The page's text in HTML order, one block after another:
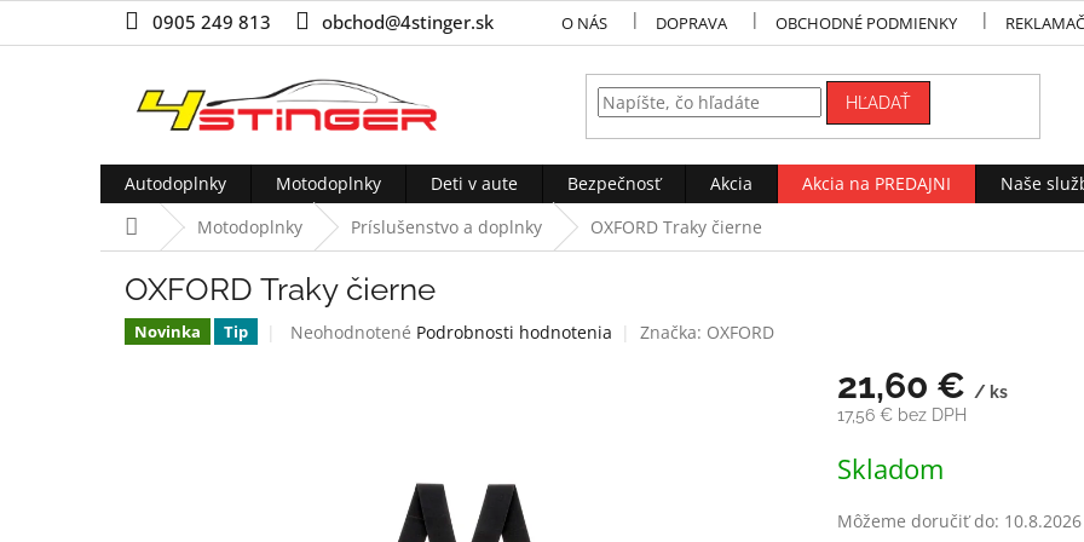
0905 249 813 obchod@4stinger.sk O NÁS DOPRAVA OBCHODNÉ PODMIENKY
HĽADAŤ
Autodoplnky Motodoplnky Deti v aute Bezpečnosť Akcia Akcia na PREDAJNI Naše
DomovMotodoplnky Príslušenstvo a doplnky OXFORD Traky čierne
OXFORD Traky čierne
Novinka Tip
Priemerné
Neohodnotené Podrobnosti hodnotenia Značka: OXFORD
21,60 € / ks
17,56 € bez DPH
cena:
Skladom
Môžeme doručiť do: 10.8.2026